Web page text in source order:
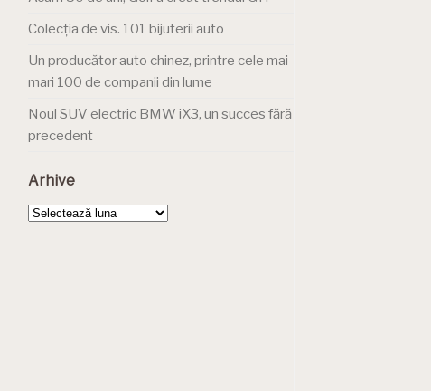
Colecția de vis. 101 bijuterii auto
Un producător auto chinez, printre cele mai
mari 100 de companii din lume
Noul SUV electric BMW iX3, un succes fără
precedent
Arhive
Arhive